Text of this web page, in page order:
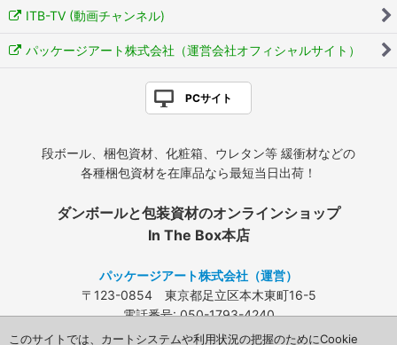
ITB-TV (動画チャンネル)
パッケージアート株式会社（運営会社オフィシャルサイト）
PCサイト
段ボール、梱包資材、化粧箱、ウレタン等 緩衝材などの
各種梱包資材を在庫品なら最短当日出荷！
ダンボールと包装資材のオンラインショップ
In The Box本店
パッケージアート株式会社（運営）
〒123-0854 東京都足立区本木東町16-5
電話番号: 050-1793-4240
FAX: 03-3840-4424
このサイトでは、カートシステムや利用状況の把握のためにCookie